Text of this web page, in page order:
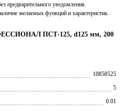
ПСТ-125, d125 мм, 200
10858525
5
0.01
предварительного уведомления.
желаемых функций и характеристик.